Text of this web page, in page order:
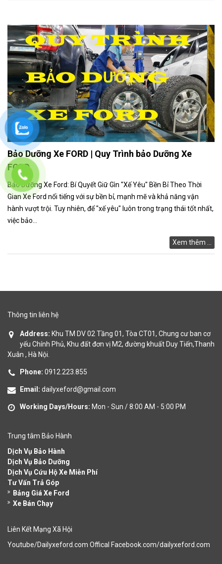
Bảo Dưỡng Xe FORD | Quy Trình bảo Dưỡng Xe
FORD
Bảo Dưỡng Xe Ford: Bí Quyết Giữ Gìn "Xế Yêu" Bền Bỉ Theo Thời
Gian Xe Ford nổi tiếng với sự bền bỉ, mạnh mẽ và khả năng vận
hành vượt trội. Tuy nhiên, để "xế yêu" luôn trong trạng thái tốt nhất,
việc bảo...
Xem thêm ...
Thông tin liên hệ
Address: Khu TM DV 02 Tầng 01, Tòa CT01, Chung cư ban cơ
yếu Chính Phủ, Khu đất đơn vị M2, đường khuất Duy Tiến,Thanh
Xuân , Hà Nội.
Phone: 0912.223.855
Email: dailyxeford@gmail.com
Working Days/Hours: Mon - Sun / 8:00 AM - 5:00 PM
Trung tâm Bảo Hành
Dịch Vụ Bảo Hành
Dịch Vụ Bảo Dưỡng
Dịch Vụ Cứu Hộ Xe Miễn Phí
Tư Vấn Trả Góp
Bảng Giá Xe Ford
Xe Bán Chạy
Liên Kết Mạng Xã Hội
Youtube/Dailyxeford.com Offical Facebook.com/dailyxeford.com